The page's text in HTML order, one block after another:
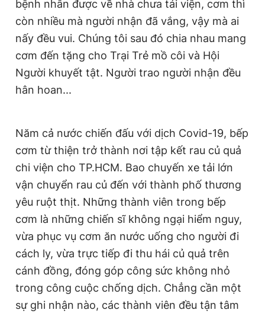
bệnh nhân được về nhà chưa tái viện, cơm thì
còn nhiều mà người nhận đã vắng, vậy mà ai
nấy đều vui. Chúng tôi sau đó chia nhau mang
cơm đến tặng cho Trại Trẻ mồ côi và Hội
Người khuyết tật. Người trao người nhận đều
hân hoan...
Năm cả nước chiến đấu với dịch Covid-19, bếp
cơm từ thiện trở thành nơi tập kết rau củ quả
chi viện cho TP.HCM. Bao chuyến xe tải lớn
vận chuyển rau củ đến với thành phố thương
yêu ruột thịt. Những thành viên trong bếp
cơm là những chiến sĩ không ngại hiểm nguy,
vừa phục vụ cơm ăn nước uống cho người đi
cách ly, vừa trực tiếp đi thu hái củ quả trên
cánh đồng, đóng góp công sức không nhỏ
trong công cuộc chống dịch. Chẳng cần một
sự ghi nhận nào, các thành viên đều tận tâm